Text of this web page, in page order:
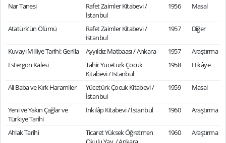
Nar Tanesi
Rafet Zaimler Kitabevi /
İstanbul
1956 Masal
Atatürk’ün Ölümü
Rafet Zaimler Kitabevi /
İstanbul
1957 Diğer
Kuvayı Milliye Tarihi: Gerilla Ayyıldız Matbaası / Ankara 1957
Araştırma
Estergon Kalesi
Tahir Yücetürk Çocuk
Kitabevi / İstanbul
1958 Hikâye
Ali Baba ve Kırk Haramiler
Yücetürk Çocuk Kitabevi /
İstanbul
1959 Masal
Yeni ve Yakın Çağlar ve
Türkiye Tarihi
İnkılâp Kitabevi / İstanbul 1960 Araştırma
Ahlak Tarihi
Ticaret Yüksek Öğretmen
1960 Araştırma